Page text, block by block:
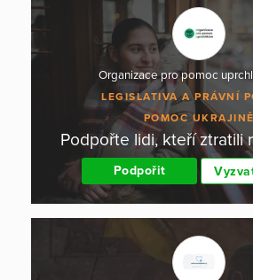
Organizace pro pomoc
LEGISLATIVA A PRÁVNÍ
POMOC UKRAJINĚ
Podpořte lidi, kteří ztratili
Podpořit